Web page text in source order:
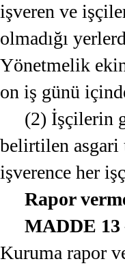
işveren ve
olmadığı
Yönetmelik
on iş günü
(2) İşçilerin
belirtilen asgari
işverence her
Rapor
MADDE 13
Kuruma rapor